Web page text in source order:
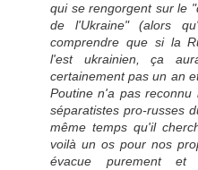
qui se rengorgent sur le
de l'Ukraine" (alors
comprendre que si la
l'est ukrainien, ça
certainement pas un an
Poutine n'a pas reconnu
séparatistes pro-russes
même temps qu'il
voilà un os pour nos
évacue purement et